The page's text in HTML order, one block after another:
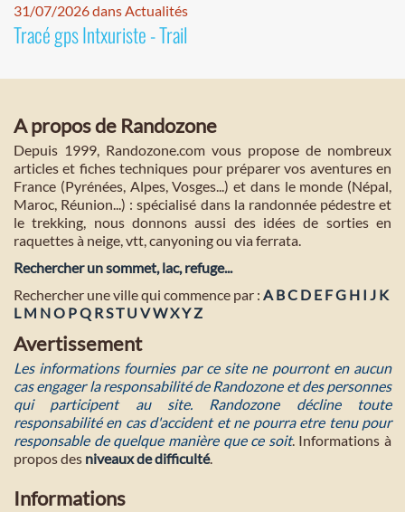
31/07/2026 dans Actualités
Tracé gps Intxuriste - Trail
A propos de Randozone
Depuis 1999, Randozone.com vous propose de nombreux
articles et fiches techniques pour préparer vos aventures en
France (Pyrénées, Alpes, Vosges...) et dans le monde (Népal,
Maroc, Réunion...) : spécialisé dans la randonnée pédestre et
le trekking, nous donnons aussi des idées de sorties en
raquettes à neige, vtt, canyoning ou via ferrata.
Rechercher un sommet, lac, refuge...
Rechercher une ville qui commence par : A BC D E FG H I J K
L M NO PQ R ST U VWXY Z
Avertissement
Les informations fournies par ce site ne pourront en aucun
cas engager la responsabilité de Randozone et des personnes
qui participent au site. Randozone décline toute
responsabilité en cas d'accident et ne pourra etre tenu pour
responsable de quelque manière que ce soit. Informations à
propos des niveaux de difficulté.
Informations